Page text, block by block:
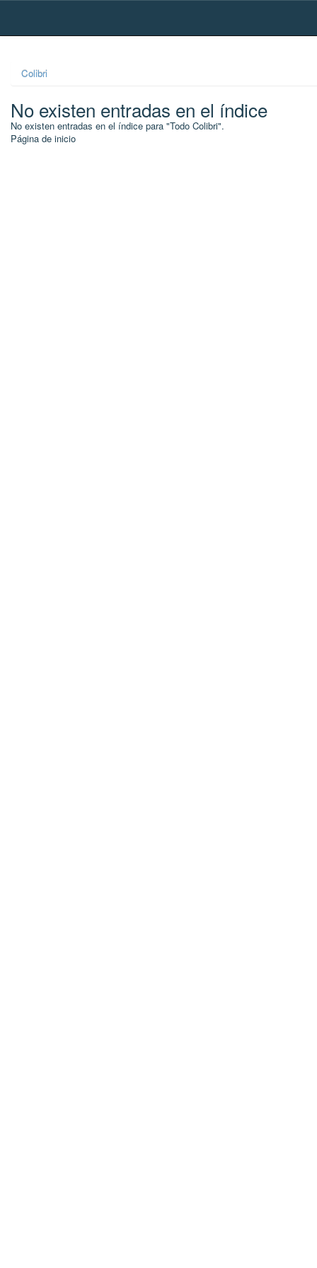
Skip
Colibri
No existen entradas en el índice
No existen entradas en el índice para "Todo Colibri".
Página de inicio